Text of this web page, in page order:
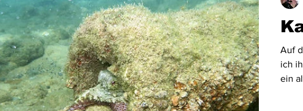
Mittel- und Südamerika Asien Australien & Neuseeland
USA Dominikanische Republik Schatztauchen Mexiko
Auf
ich
ein